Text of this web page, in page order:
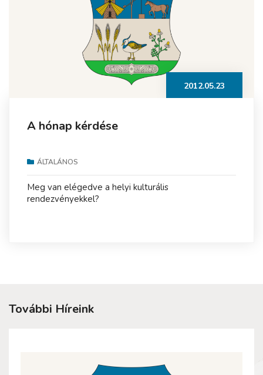
2012.05.23
A hónap kérdése
ÁLTALÁNOS
Meg van elégedve a helyi kulturális
rendezvényekkel?
További Híreink